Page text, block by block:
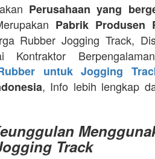
Perusahaan yang
Pabrik Produsen
Rubber Jogging Track,
Kontraktor
untuk Jogging
, Info lebih lengkap
Track